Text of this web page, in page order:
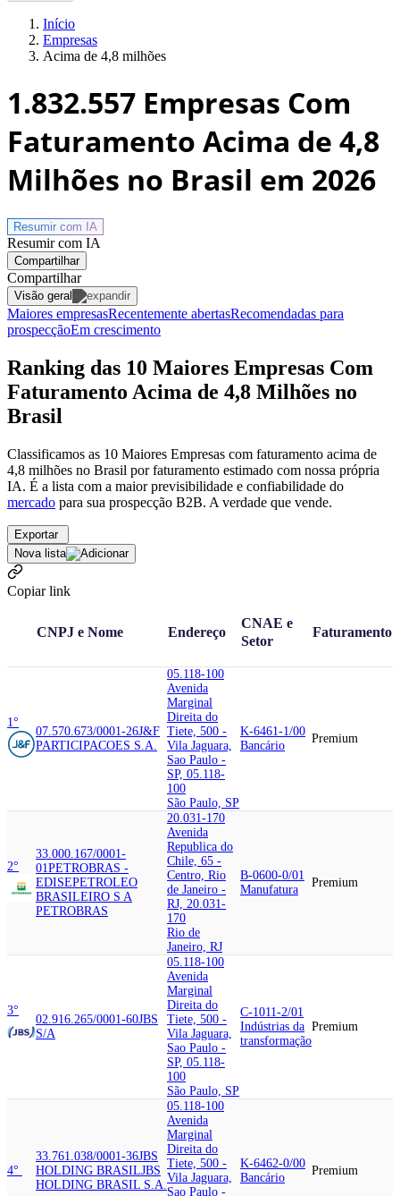
Início
Empresas
Acima de 4,8 milhões
1.832.557 Empresas Com
Faturamento Acima de 4,8
Milhões no Brasil em 2026
Resumir com IA
Resumir com IA
Compartilhar
Compartilhar
Visão geral
Maiores empresasRecentemente abertasRecomendadas para
prospecçãoEm crescimento
Ranking das 10 Maiores Empresas Com
Faturamento Acima de 4,8 Milhões no
Brasil
Classificamos as 10 Maiores Empresas com faturamento acima de
4,8 milhões no Brasil por faturamento estimado com nossa própria
IA. É a lista com a maior previsibilidade e confiabilidade do
mercado para sua prospecção B2B. A verdade que vende.
Exportar
Nova lista
Copiar link
CNPJ e Nome Endereço
CNAE e
Setor
Faturamento
1°
07.570.673/0001-26J&F
PARTICIPACOES S.A.
05.118-100
Avenida
Marginal
Direita do
Tiete, 500 -
Vila Jaguara,
Sao Paulo -
SP, 05.118-
100
São Paulo, SP
K-6461-1/00
Bancário
Premium
2°
33.000.167/0001-
01PETROBRAS -
EDISEPETROLEO
BRASILEIRO S A
PETROBRAS
20.031-170
Avenida
Republica do
Chile, 65 -
Centro, Rio
de Janeiro -
RJ, 20.031-
170
Rio de
Janeiro, RJ
B-0600-0/01
Manufatura
Premium
3°
02.916.265/0001-60JBS
S/A
05.118-100
Avenida
Marginal
Direita do
Tiete, 500 -
Vila Jaguara,
Sao Paulo -
SP, 05.118-
100
São Paulo, SP
C-1011-2/01
Indústrias da
transformação
Premium
4°
33.761.038/0001-36JBS
HOLDING BRASILJBS
HOLDING BRASIL S.A.
05.118-100
Avenida
Marginal
Direita do
Tiete, 500 -
Vila Jaguara,
Sao Paulo -
K-6462-0/00
Bancário
Premium